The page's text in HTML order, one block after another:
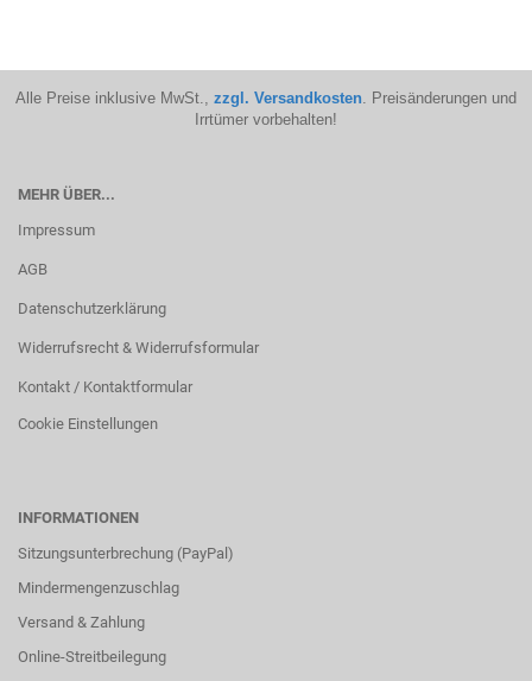
Alle Preise inklusive MwSt., zzgl. Versandkosten. Preisänderungen und
Irrtümer vorbehalten!
MEHR ÜBER...
Impressum
AGB
Datenschutzerklärung
Widerrufsrecht & Widerrufsformular
Kontakt / Kontaktformular
Cookie Einstellungen
INFORMATIONEN
Sitzungsunterbrechung (PayPal)
Mindermengenzuschlag
Versand & Zahlung
Online-Streitbeilegung